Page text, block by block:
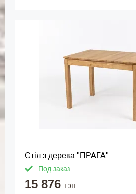
Стіл з дерева "ПРАГА"
Под заказ
15 876 грн